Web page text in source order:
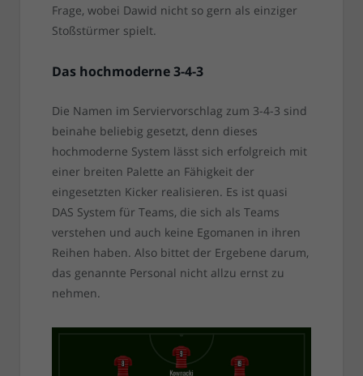
Frage, wobei Dawid nicht so gern als einziger
Stoßstürmer spielt.
Das hochmoderne 3-4-3
Die Namen im Serviervorschlag zum 3-4-3 sind
beinahe beliebig gesetzt, denn dieses
hochmoderne System lässt sich erfolgreich mit
einer breiten Palette an Fähigkeit der
eingesetzten Kicker realisieren. Es ist quasi
DAS System für Teams, die sich als Teams
verstehen und auch keine Egomanen in ihren
Reihen haben. Also bittet der Ergebene darum,
das genannte Personal nicht allzu ernst zu
nehmen.